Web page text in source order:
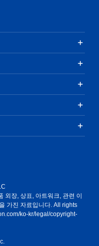
외장, 상표, 아트워크, 관련 이
가진 자료입니다. All rights
ko-kr/legal/copyright-